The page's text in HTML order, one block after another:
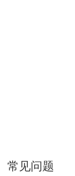
常见问题